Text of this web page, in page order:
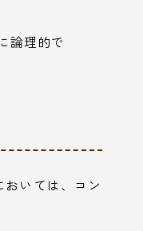
論理的で
いては、コン